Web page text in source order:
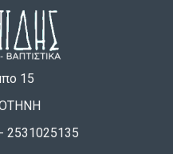
15
2531025135